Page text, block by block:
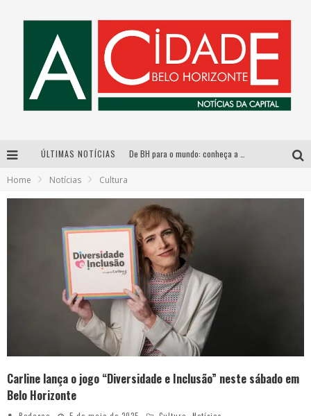
ÚLTIMAS NOTÍCIAS
Home Notícias Cultura
Carline lança o jogo “Diversidade e Inclusão” neste sábado em
Belo Horizonte